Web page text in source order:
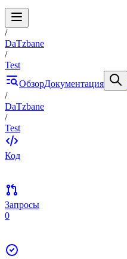
/
DaTzbane
/
Test
ОбзорДокументация
/
DaTzbane
/
Test
Код
Запросы
0